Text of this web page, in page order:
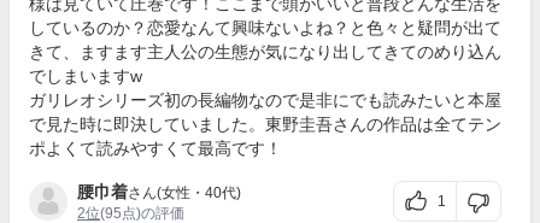
しているのか？恋愛なんて興味ないよね？と色々と疑問が出て
きて、ますます主人公の生態が気になり出してきてのめり込ん
でしまいますw
ガリレオシリーズ初の長編物なので是非にでも読みたいと本屋
で見た時に即決していました。東野圭吾さんの作品は全てテン
ポよくて読みやすくて最高です！
腰巾着さん(女性・40代)
2位(95点)の評価
1